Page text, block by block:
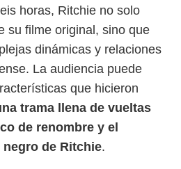
horas, Ritchie no solo
su filme original, sino que
dinámicas y relaciones
La audiencia puede
que hicieron
trama llena de vueltas
de renombre y el
de Ritchie.